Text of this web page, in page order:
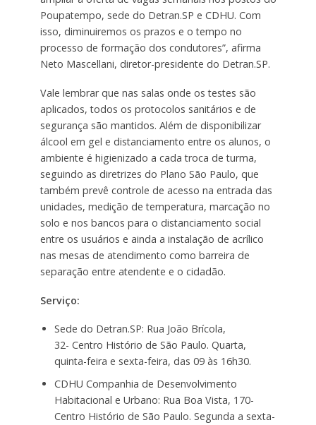
Poupatempo, sede do Detran.SP e CDHU. Com
isso, diminuiremos os prazos e o tempo no
processo de formação dos condutores”, afirma
Neto Mascellani, diretor-presidente do Detran.SP.
Vale lembrar que nas salas onde os testes são
aplicados, todos os protocolos sanitários e de
segurança são mantidos. Além de disponibilizar
álcool em gel e distanciamento entre os alunos, o
ambiente é higienizado a cada troca de turma,
seguindo as diretrizes do Plano São Paulo, que
também prevê controle de acesso na entrada das
unidades, medição de temperatura, marcação no
solo e nos bancos para o distanciamento social
entre os usuários e ainda a instalação de acrílico
nas mesas de atendimento como barreira de
separação entre atendente e o cidadão.
Serviço:
Sede do Detran.SP: Rua João Brícola,
32- Centro Histório de São Paulo. Quarta,
quinta-feira e sexta-feira, das 09 às 16h30.
CDHU Companhia de Desenvolvimento
Habitacional e Urbano: Rua Boa Vista, 170-
Centro Histório de São Paulo. Segunda a sexta-